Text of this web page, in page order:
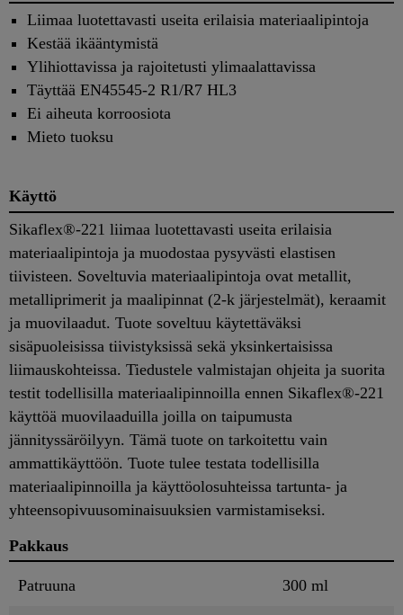
Liimaa luotettavasti useita erilaisia materiaalipintoja
Kestää ikääntymistä
Ylihiottavissa ja rajoitetusti ylimaalattavissa
Täyttää EN45545-2 R1/R7 HL3
Ei aiheuta korroosiota
Mieto tuoksu
Käyttö
Sikaflex®-221 liimaa luotettavasti useita erilaisia
materiaalipintoja ja muodostaa pysyvästi elastisen
tiivisteen. Soveltuvia materiaalipintoja ovat metallit,
metalliprimerit ja maalipinnat (2-k järjestelmät), keraamit
ja muovilaadut. Tuote soveltuu käytettäväksi
sisäpuoleisissa tiivistyksissä sekä yksinkertaisissa
liimauskohteissa. Tiedustele valmistajan ohjeita ja suorita
testit todellisilla materiaalipinnoilla ennen Sikaflex®-221
käyttöä muovilaaduilla joilla on taipumusta
jännityssäröilyyn. Tämä tuote on tarkoitettu vain
ammattikäyttöön. Tuote tulee testata todellisilla
materiaalipinnoilla ja käyttöolosuhteissa tartunta- ja
yhteensopivuusominaisuuksien varmistamiseksi.
Pakkaus
Patruuna 300 ml